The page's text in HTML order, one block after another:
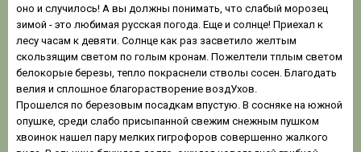
оно и случилось! А вы должны понимать, что слабый морозец
зимой - это любимая русская погода. Еще и солнце! Приехал к
лесу часам к девяти. Солнце как раз засветило желтым
скользящим светом по голым кронам. Пожелтели тплым светом
белокорые березы, тепло покраснели стволы сосен. Благодать
велия и сплошное благорастворение воздУхов.
Прошелся по березовым посадкам впустую. В сосняке на южной
опушке, среди слабо присыпанной свежим снежным пушком
хвоинок нашел пару мелких гигрофоров совершенно жалкого